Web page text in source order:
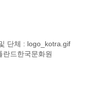
란드한국문화원